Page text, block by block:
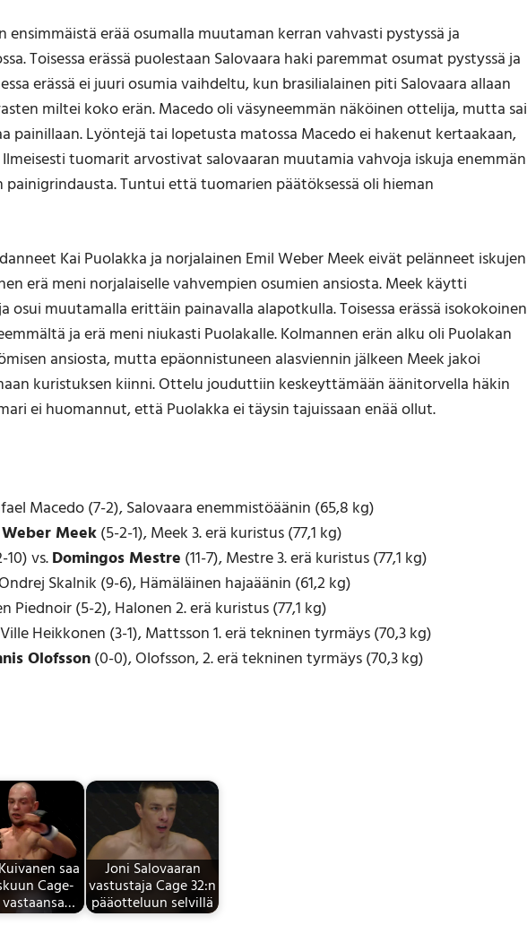
erää osumalla muutaman kerran vahvasti pystyssä ja
Toisessa erässä puolestaan Salovaara haki paremmat osumat pystyssä ja
erässä ei juuri osumia vaihdeltu, kun brasilialainen piti Salovaara allaan
miltei koko erän. Macedo oli väsyneemmän näköinen ottelija, mutta sai
painillaan. Lyöntejä tai lopetusta matossa Macedo ei hakenut kertaakaan,
tuomarit arvostivat salovaaran muutamia vahvoja iskuja enemmän
painigrindausta. Tuntui että tuomarien päätöksessä oli hieman
Kai Puolakka ja norjalainen Emil Weber Meek eivät pelänneet iskujen
erä meni norjalaiselle vahvempien osumien ansiosta. Meek käytti
osui muutamalla erittäin painavalla alapotkulla. Toisessa erässä isokokoinen
ja erä meni niukasti Puolakalle. Kolmannen erän alku oli Puolakan
ansiosta, mutta epäonnistuneen alasviennin jälkeen Meek jakoi
kuristuksen kiinni. Ottelu jouduttiin keskeyttämään äänitorvella häkin
ei huomannut, että Puolakka ei täysin tajuissaan enää ollut.
Macedo (7-2), Salovaara enemmistöäänin (65,8 kg)
Meek(5-2-1), Meek 3. erä kuristus (77,1 kg)
vs.Domingos Mestre (11-7), Mestre 3. erä kuristus (77,1 kg)
Skalnik (9-6), Hämäläinen hajaäänin (61,2 kg)
Piednoir (5-2), Halonen 2. erä kuristus (77,1 kg)
Heikkonen (3-1), Mattsson 1. erä tekninen tyrmäys (70,3 kg)
Olofsson(0-0), Olofsson, 2. erä tekninen tyrmäys (70,3 kg)
saa
Cage-
Joni Salovaaran
vastustaja Cage 32:n
pääotteluun selvillä